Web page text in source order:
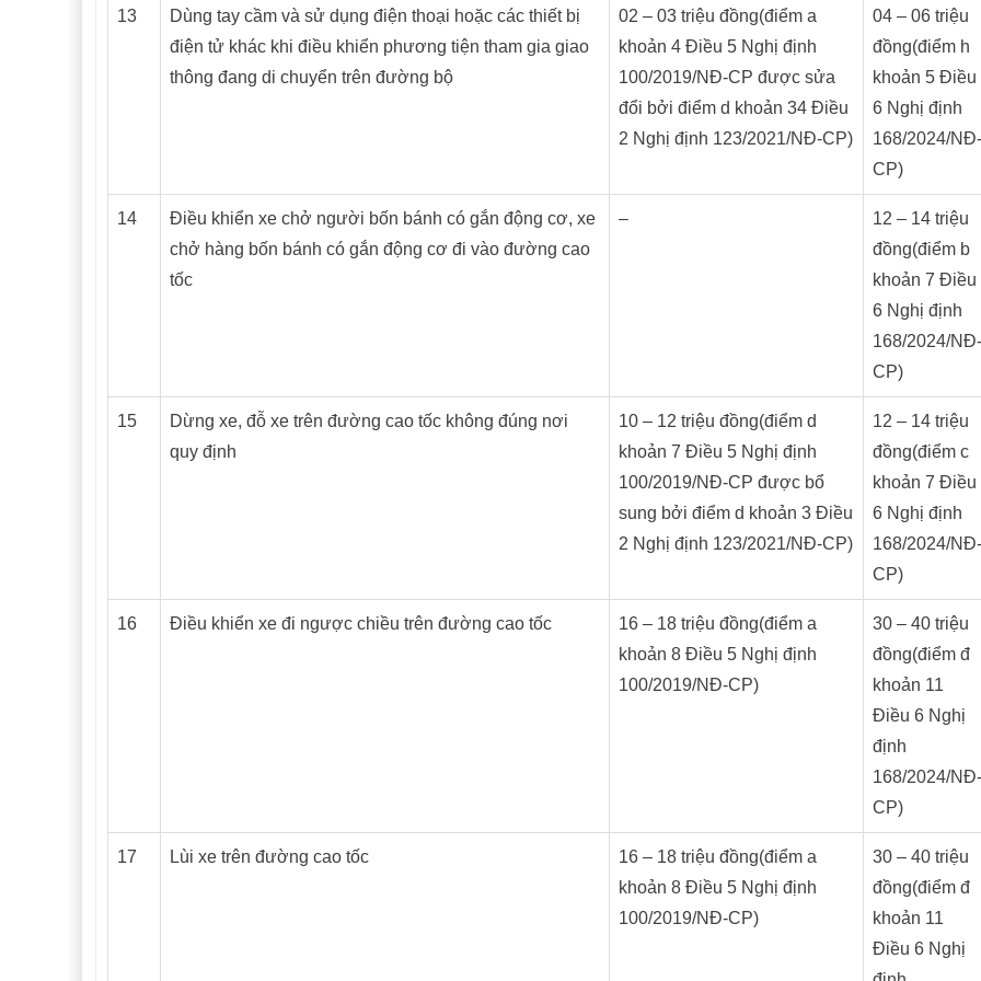
13
Dùng tay cầm và sử dụng điện thoại hoặc các thiết bị
điện tử khác khi điều khiển phương tiện tham gia giao
thông đang di chuyển trên đường bộ
02 – 03 triệu đồng(điểm a
khoản 4 Điều 5 Nghị định
100/2019/NĐ-CP được sửa
đổi bởi điểm d khoản 34 Điều
2 Nghị định 123/2021/NĐ-CP)
04 – 06 triệu
đồng(điểm h
khoản 5 Điều
6 Nghị định
168/2024/
CP)
14
Điều khiển xe chở người bốn bánh có gắn động cơ, xe
chở hàng bốn bánh có gắn động cơ đi vào đường cao
tốc
–
12 – 14 triệu
đồng(điểm b
khoản 7 Điều
6 Nghị định
168/2024/
CP)
15
Dừng xe, đỗ xe trên đường cao tốc không đúng nơi
quy định
10 – 12 triệu đồng(điểm d
khoản 7 Điều 5 Nghị định
100/2019/NĐ-CP được bổ
sung bởi điểm d khoản 3 Điều
2 Nghị định 123/2021/NĐ-CP)
12 – 14 triệu
đồng(điểm c
khoản 7 Điều
6 Nghị định
168/2024/
CP)
16 Điều khiển xe đi ngược chiều trên đường cao tốc
16 – 18 triệu đồng(điểm a
khoản 8 Điều 5 Nghị định
100/2019/NĐ-CP)
30 – 40 triệu
đồng(điểm đ
khoản 11
Điều 6 Nghị
định
168/2024/
CP)
17 Lùi xe trên đường cao tốc
16 – 18 triệu đồng(điểm a
khoản 8 Điều 5 Nghị định
100/2019/NĐ-CP)
30 – 40 triệu
đồng(điểm đ
khoản 11
Điều 6 Nghị